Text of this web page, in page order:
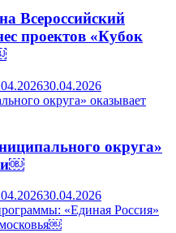
Всероссийский
проектов «Кубок
30.04.2026
округа» оказывает
округа»
30.04.2026
«Единая Россия»